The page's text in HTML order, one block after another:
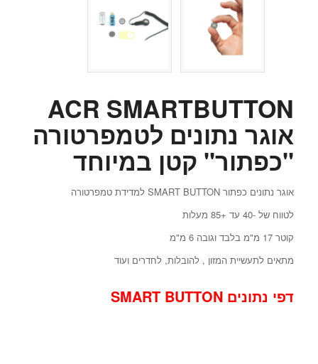
ACR SMARTBUTTON
אוגר נתונים לטמפרטורה
"כפתור" קטן במיוחד
אוגר נתונים כפתור SMART BUTTON למדידת טמפרטורה
לטווח של -40 עד +85 מעלות
קוטר 17 מ"מ בלבד וגובה 6 מ"מ
מתאים לתעשיית המזון , להובלות, לחדרים ועוד
דפי נתונים SMART BUTTON